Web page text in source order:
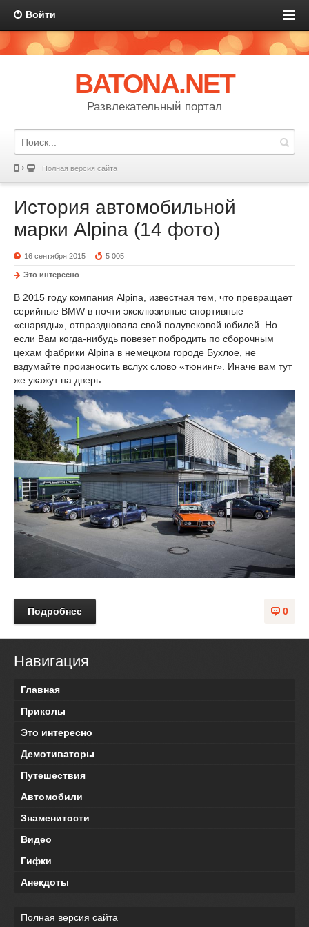
Войти
BATONA.NET
Развлекательный портал
Полная версия сайта
История автомобильной
марки Alpina (14 фото)
16 сентября 2015 5 005
Это интересно
В 2015 году компания Alpina, известная тем, что превращает
серийные BMW в почти эксклюзивные спортивные
«снаряды», отпраздновала свой полувековой юбилей. Но
если Вам когда-нибудь повезет побродить по сборочным
цехам фабрики Alpina в немецком городе Бухлое, не
вздумайте произносить вслух слово «тюнинг». Иначе вам тут
же укажут на дверь.
0
Подробнее
Навигация
Главная
Приколы
Это интересно
Демотиваторы
Путешествия
Автомобили
Знаменитости
Видео
Гифки
Анекдоты
Полная версия сайта